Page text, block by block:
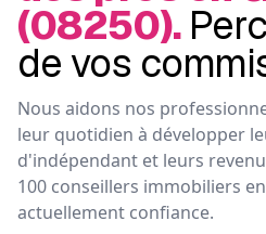
(08250).
de vos
Nous aidons nos
leur quotidien à développer
d'indépendant et leurs
100 conseillers immobiliers
actuellement confiance.